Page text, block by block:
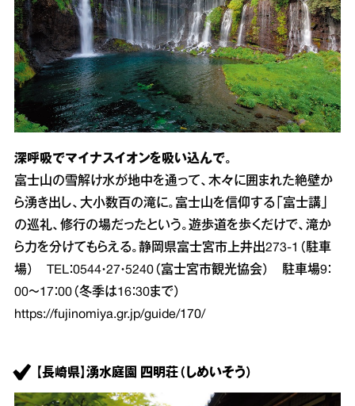
深呼吸でマイナスイオンを吸い込んで。
富士山の雪解け水が地中を通って、木々に囲まれた絶壁か
ら湧き出し、大小数百の滝に。富士山を信仰する「富士講」
の巡礼、修行の場だったという。遊歩道を歩くだけで、滝か
ら力を分けてもらえる。静岡県富士宮市上井出273‐1（駐車
場） TEL：0544・27・5240（富士宮市観光協会） 駐車場9：
00～17：00（冬季は16：30まで）
https://fujinomiya.gr.jp/guide/170/
【長崎県】湧水庭園 四明荘（しめいそう）